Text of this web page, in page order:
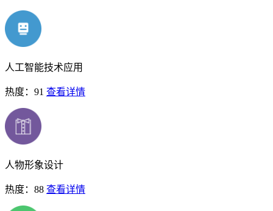
人工智能技术应用
热度：91 查看详情
人物形象设计
热度：88 查看详情